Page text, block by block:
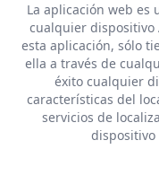
La aplicación web es
cualquier dispositivo
esta aplicación, sólo
ella a través de
éxito cualquier
características del
servicios de
dispositivo